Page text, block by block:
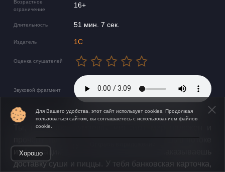
Возрастное
ограничение
16+
Длительность 51 мин. 7 сек.
Издатель 1С
Оценка слушателей
Звуковой фрагмент
Ты, наверное, думаешь, что этот мир надежен и
прочен? Ты же не сомневаешься? Живешь в потоке
информации, сидишь в интернете, заказываешь
доставку суши и пиццы. У тебя банковская карточка,
Для Вашего удобства, этот сайт использует cookies. Продолжая
пользоваться сайтом, вы соглашаетесь с использованием файлов
cookie.
Хорошо